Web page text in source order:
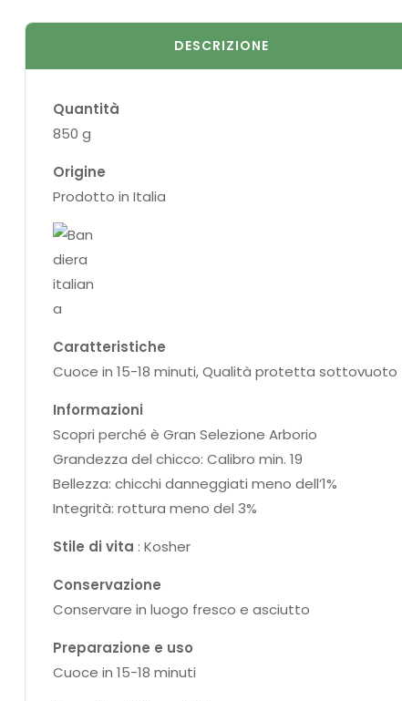
DESCRIZIONE
Quantità
850 g
Origine
Prodotto in Italia
Caratteristiche
Cuoce in 15-18 minuti, Qualità protetta sottovuoto
Informazioni
Scopri perché è Gran Selezione Arborio
Grandezza del chicco: Calibro min. 19
Bellezza: chicchi danneggiati meno dell’1%
Integrità: rottura meno del 3%
Stile di vita : Kosher
Conservazione
Conservare in luogo fresco e asciutto
Preparazione e uso
Cuoce in 15-18 minuti